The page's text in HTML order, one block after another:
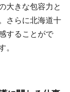
大きな包容力と
さらに北海道十
することがで